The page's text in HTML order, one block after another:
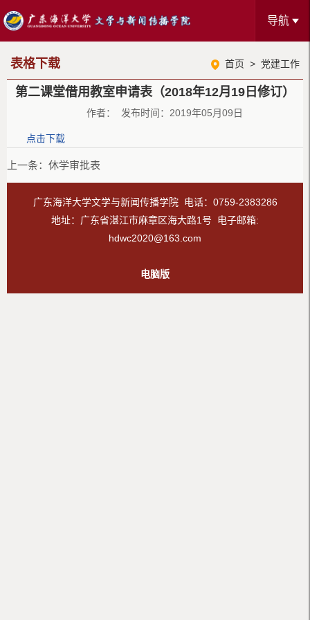
导航
表格下载 首页 > 党建工作
第二课堂借用教室申请表（2018年12月19日修订）
作者： 发布时间：2019年05月09日
点击下载
上一条： 休学审批表
广东海洋大学文学与新闻传播学院 电话：0759-2383286
地址：广东省湛江市麻章区海大路1号 电子邮箱:
hdwc2020@163.com
电脑版